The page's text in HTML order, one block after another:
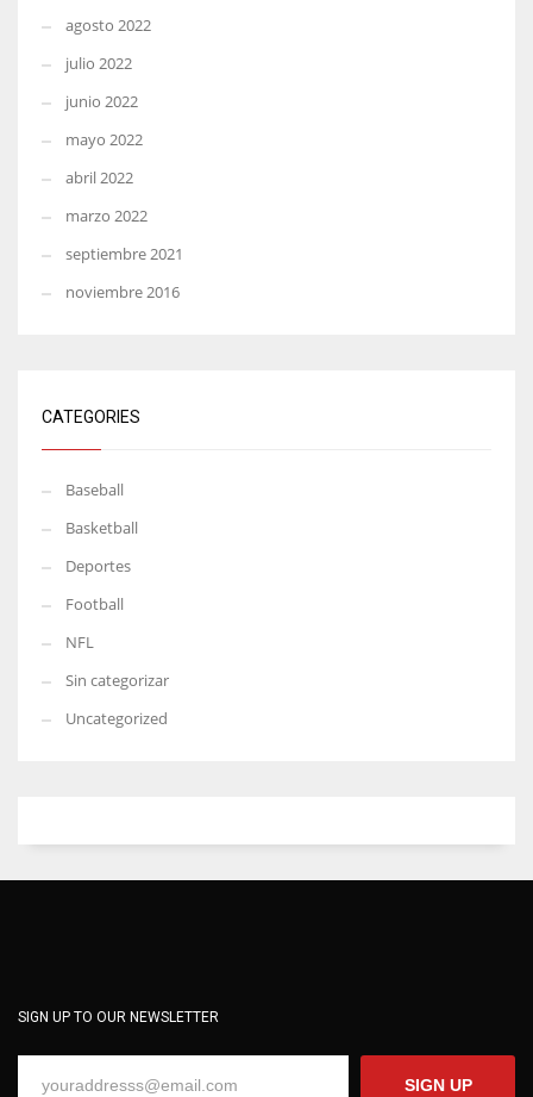
agosto 2022
julio 2022
junio 2022
mayo 2022
abril 2022
marzo 2022
septiembre 2021
noviembre 2016
CATEGORIES
Baseball
Basketball
Deportes
Football
NFL
Sin categorizar
Uncategorized
SIGN UP TO OUR NEWSLETTER
SIGN UP